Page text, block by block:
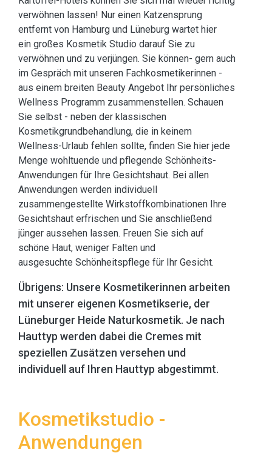
verwöhnen lassen! Nur einen Katzensprung
entfernt von Hamburg und Lüneburg wartet hier
ein großes Kosmetik Studio darauf Sie zu
verwöhnen und zu verjüngen. Sie können- gern auch
im Gespräch mit unseren Fachkosmetikerinnen -
aus einem breiten Beauty Angebot Ihr persönliches
Wellness Programm zusammenstellen. Schauen
Sie selbst - neben der klassischen
Kosmetikgrundbehandlung, die in keinem
Wellness-Urlaub fehlen sollte, finden Sie hier jede
Menge wohltuende und pflegende Schönheits-
Anwendungen für Ihre Gesichtshaut. Bei allen
Anwendungen werden individuell
zusammengestellte Wirkstoffkombinationen Ihre
Gesichtshaut erfrischen und Sie anschließend
jünger aussehen lassen. Freuen Sie sich auf
schöne Haut, weniger Falten und
ausgesuchte Schönheitspflege für Ihr Gesicht.
Übrigens: Unsere Kosmetikerinnen arbeiten
mit unserer eigenen Kosmetikserie, der
Lüneburger Heide Naturkosmetik. Je nach
Hauttyp werden dabei die Cremes mit
speziellen Zusätzen versehen und
individuell auf Ihren Hauttyp abgestimmt.
Kosmetikstudio -
Anwendungen